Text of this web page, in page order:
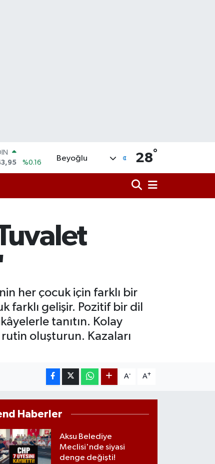
%0.16
ALTIN
%0.12
Beyoğlu 28°
her çocuk için farklı bir
farklı gelişir. Pozitif bir dil
tanıtın. Kolay
rutin oluşturun. Kazaları
A- A+
Haberler
Aksu Belediye
Meclisi'nde siyasi
denge değişti!